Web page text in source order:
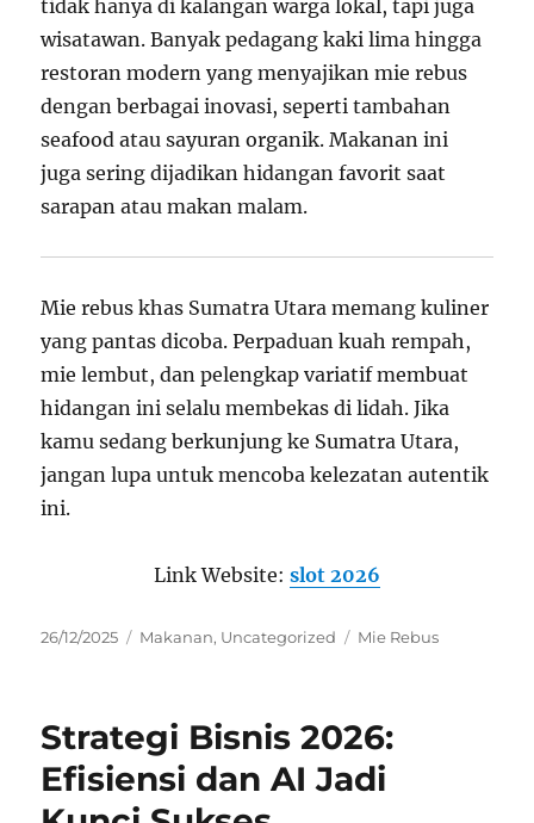
tidak hanya di kalangan warga lokal, tapi juga
wisatawan. Banyak pedagang kaki lima hingga
restoran modern yang menyajikan mie rebus
dengan berbagai inovasi, seperti tambahan
seafood atau sayuran organik. Makanan ini
juga sering dijadikan hidangan favorit saat
sarapan atau makan malam.
Mie rebus khas Sumatra Utara memang kuliner
yang pantas dicoba. Perpaduan kuah rempah,
mie lembut, dan pelengkap variatif membuat
hidangan ini selalu membekas di lidah. Jika
kamu sedang berkunjung ke Sumatra Utara,
jangan lupa untuk mencoba kelezatan autentik
ini.
Link Website: slot 2026
Posted
26/12/2025 Categories
Makanan, Uncategorized Tags
Mie Rebus
Strategi Bisnis 2026:
Efisiensi dan AI Jadi